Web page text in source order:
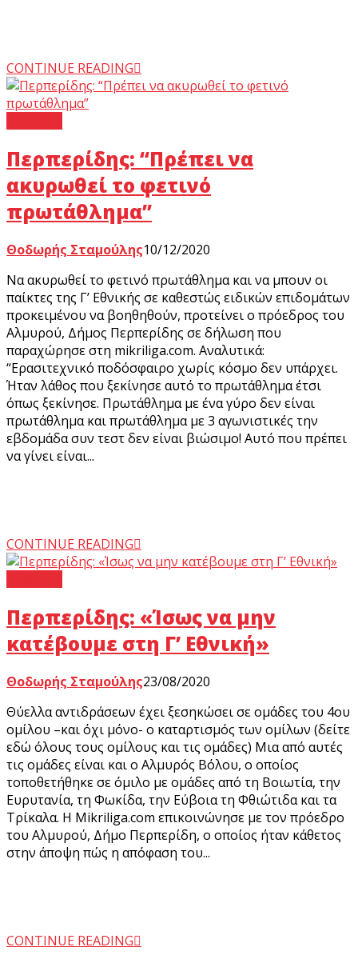
CONTINUE READING
Περπερίδης: “Πρέπει να
ακυρωθεί το φετινό
πρωτάθλημα”
Θοδωρής Σταμούλης10/12/2020
Να ακυρωθεί το φετινό πρωτάθλημα και να μπουν οι
παίκτες της Γ’ Εθνικής σε καθεστώς ειδικών επιδομάτων
προκειμένου να βοηθηθούν, προτείνει ο πρόεδρος του
Αλμυρού, Δήμος Περπερίδης σε δήλωση που
παραχώρησε στη mikriliga.com. Αναλυτικά:
“Ερασιτεχνικό ποδόσφαιρο χωρίς κόσμο δεν υπάρχει.
Ήταν λάθος που ξεκίνησε αυτό το πρωτάθλημα έτσι
όπως ξεκίνησε. Πρωτάθλημα με ένα γύρο δεν είναι
πρωτάθλημα και πρωτάθλημα με 3 αγωνιστικές την
εβδομάδα συν τεστ δεν είναι βιώσιμο! Αυτό που πρέπει
να γίνει είναι...
CONTINUE READING
Περπερίδης: «Ίσως να μην
κατέβουμε στη Γ’ Εθνική»
Θοδωρής Σταμούλης23/08/2020
Θύελλα αντιδράσεων έχει ξεσηκώσει σε ομάδες του 4ου
ομίλου –και όχι μόνο- ο καταρτισμός των ομίλων (δείτε
εδώ όλους τους ομίλους και τις ομάδες) Μια από αυτές
τις ομάδες είναι και ο Αλμυρός Βόλου, ο οποίος
τοποθετήθηκε σε όμιλο με ομάδες από τη Βοιωτία, την
Ευρυτανία, τη Φωκίδα, την Εύβοια τη Φθιώτιδα και τα
Τρίκαλα. Η Mikriliga.com επικοινώνησε με τον πρόεδρο
του Αλμυρού, Δήμο Περπερίδη, ο οποίος ήταν κάθετος
στην άποψη πώς η απόφαση του...
CONTINUE READING